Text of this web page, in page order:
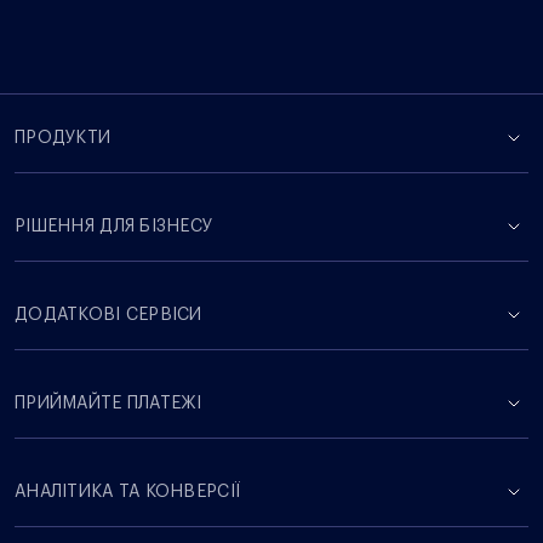
ПРОДУКТИ
РІШЕННЯ ДЛЯ БІЗНЕСУ
ДОДАТКОВІ СЕРВІСИ
ПРИЙМАЙТЕ ПЛАТЕЖІ
АНАЛІТИКА ТА КОНВЕРСІЇ